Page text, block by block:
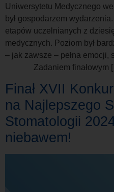
Uniwersytetu Medycznego
był gospodarzem
etapów uczelnianych z
medycznych. Poziom był
– jak zawsze – pełna
Zadaniem finałowym
Finał XVII
na Najlepszego
Stomatologii
niebawem!